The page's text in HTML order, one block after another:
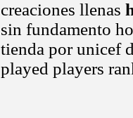
creaciones llenas
sin fundamento
tienda por unicef
played players